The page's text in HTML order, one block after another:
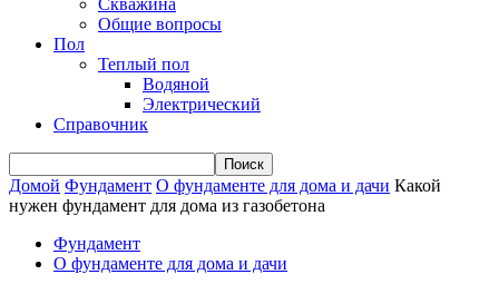
Скважина
Общие вопросы
Пол
Теплый пол
Водяной
Электрический
Справочник
Домой Фундамент О фундаменте для дома и дачи Какой
нужен фундамент для дома из газобетона
Фундамент
О фундаменте для дома и дачи